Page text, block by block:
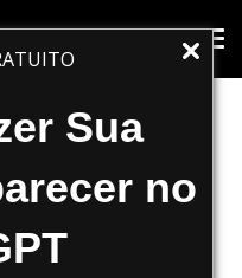
Sua
no
Leo Baiano
do